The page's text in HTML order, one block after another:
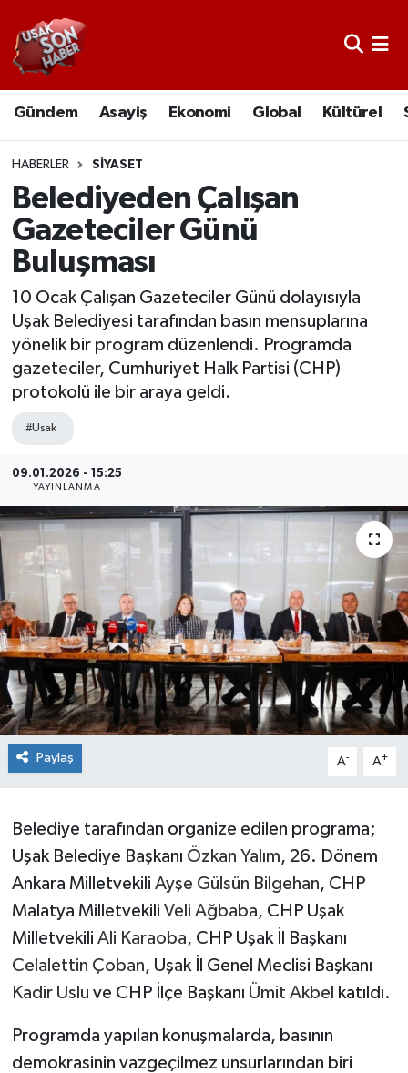
Gündem Asayiş Ekonomi Global Kültürel
HABERLER SIYASET
Belediyeden Çalışan
Gazeteciler Günü
Buluşması
10 Ocak Çalışan Gazeteciler Günü dolayısıyla
Uşak Belediyesi tarafından basın mensuplarına
yönelik bir program düzenlendi. Programda
gazeteciler, Cumhuriyet Halk Partisi (CHP)
protokolü ile bir araya geldi.
#Usak
09.01.2026 - 15:25
YAYINLANMA
Paylaş A- A+
Belediye tarafından organize edilen programa;
Uşak Belediye Başkanı Özkan Yalım, 26. Dönem
Ankara Milletvekili Ayşe Gülsün Bilgehan, CHP
Malatya Milletvekili Veli Ağbaba, CHP Uşak
Milletvekili Ali Karaoba, CHP Uşak İl Başkanı
Celalettin Çoban, Uşak İl Genel Meclisi Başkanı
Kadir Uslu ve CHP İlçe Başkanı Ümit Akbel katıldı.
Programda yapılan konuşmalarda, basının
demokrasinin vazgeçilmez unsurlarından biri
Uşak Nöbetçi Eczaneler
Uşak Hava Durumu
Uşak Namaz Vakitleri
Uşak Trafik Yoğunluk Haritası
Süper Lig Puan Durumu ve Fikstür
Tüm Manşetler
Son Dakika Haberleri
Haber Arşivi